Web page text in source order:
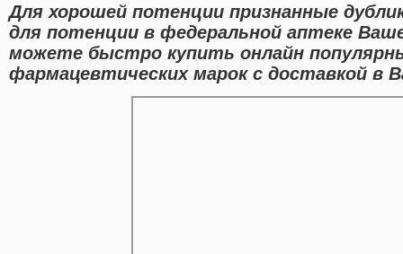
Для хорошей потенции признанные
для потенции в федеральной аптеке
можете быстро купить онлайн
фармацевтических марок с доставкой в